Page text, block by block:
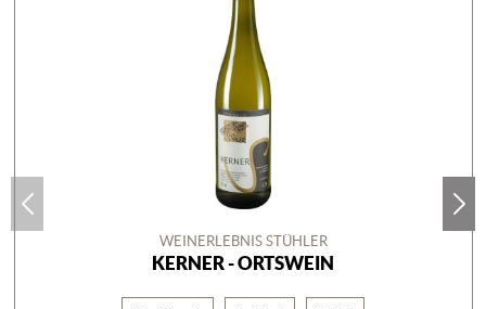
WEINERLEBNIS STÜHLER
KERNER - ORTSWEIN